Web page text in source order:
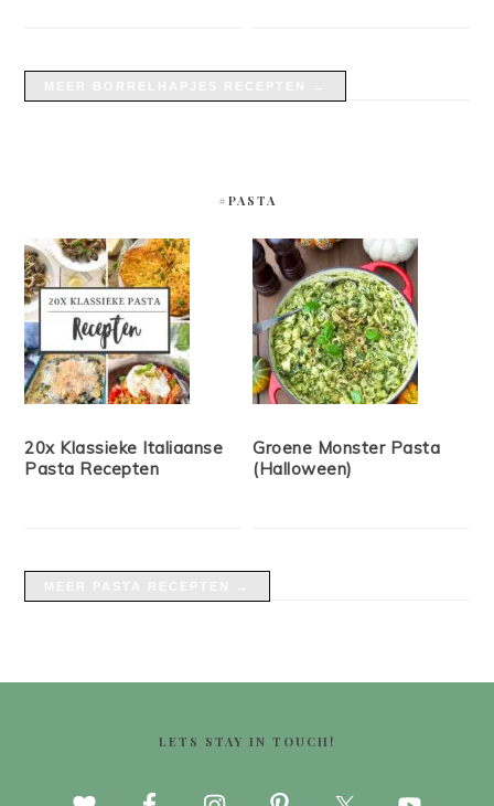
#PASTA
20x Klassieke Italiaanse
Pasta Recepten
Groene Monster Pasta
(Halloween)
LETS STAY IN TOUCH!